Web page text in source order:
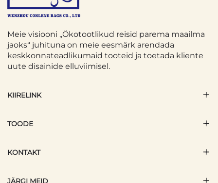
Meie visiooni „Ökotootlikud reisid parema maailma
jaoks“ juhituna on meie eesmärk arendada
keskkonnateadlikumaid tooteid ja toetada kliente
uute disainide elluviimisel.
KIIRELINK
TOODE
KONTAKT
JÄRGI MEID